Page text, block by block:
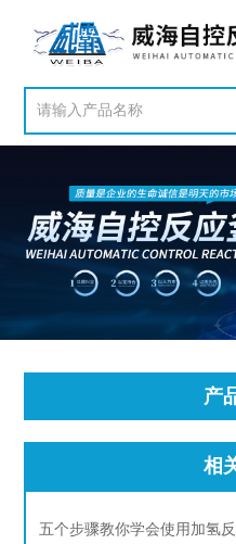
产
相
五个步骤教你学会使用加氢